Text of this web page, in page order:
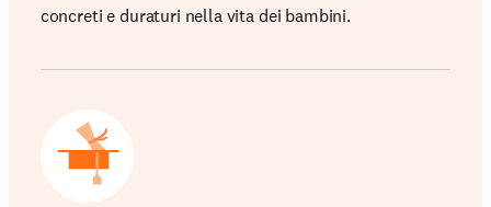
concreti e duraturi nella vita dei bambini.